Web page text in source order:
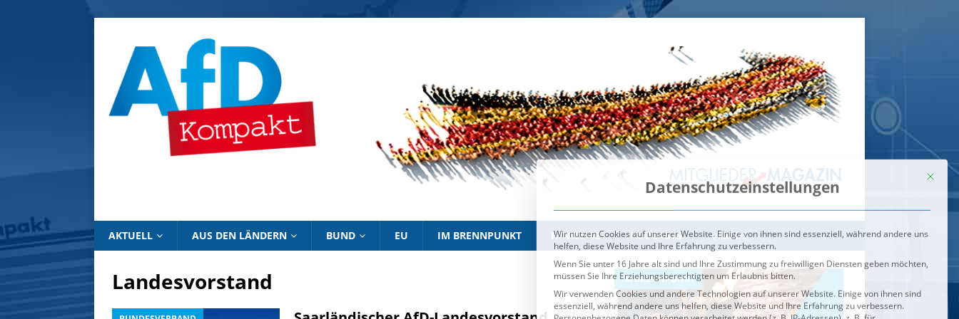
AKTUELL AUS DEN LÄNDERN BUND EU IM BRENNPUNKT HINWEISE PODCASTS VIDEOS
Landesvorstand IM BRENNPUNKT
Wir nutzen Cookies auf unserer Website. Einige von ihnen sind essenziell, während andere uns
helfen, diese Website und Ihre Erfahrung zu verbessern.
Wenn Sie unter 16 Jahre alt sind und Ihre Zustimmung zu freiwilligen Diensten geben möchten,
müssen Sie Ihre Erziehungsberechtigten um Erlaubnis bitten.
Wir verwenden Cookies und andere Technologien auf unserer Website. Einige von ihnen sind
essenziell, während andere uns helfen, diese Website und Ihre Erfahrung zu verbessern.
Personenbezogene Daten können verarbeitet werden (z. B. IP-Adressen), z. B. für
personalisierte Anzeigen und Inhalte oder Anzeigen- und Inhaltsmessung.
Informationen über die Verwendung Ihrer Daten finden Sie in unsererDatenschutzerklärung
Es folgt eine Liste der Service-Gruppen, für die eine Einwilligung erteilt werden
Essenziell Externe Medien
Speichern
Alle akzeptieren